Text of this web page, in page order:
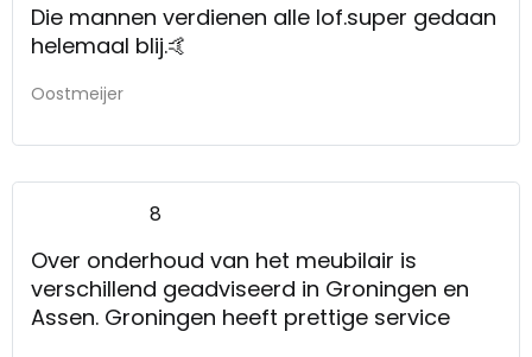
Die mannen verdienen alle lof.super gedaan
helemaal blij.🤙
Oostmeijer
8
Over onderhoud van het meubilair is
verschillend geadviseerd in Groningen en
Assen. Groningen heeft prettige service